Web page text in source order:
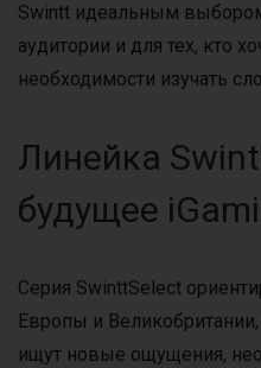
Swintt идеальным
аудитории и для тех, кто
необходимости изучать
Линейка
будущее
Серия SwinttSelect
Европы и
ищут новые ощущения,